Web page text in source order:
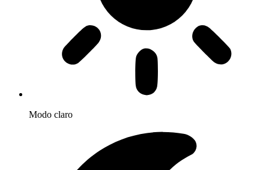
Modo claro